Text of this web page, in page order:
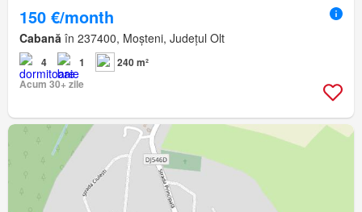
150 €/month
Cabană în 237400, Moșteni, Județul Olt
4 1
240 m²
Acum 30+ zile